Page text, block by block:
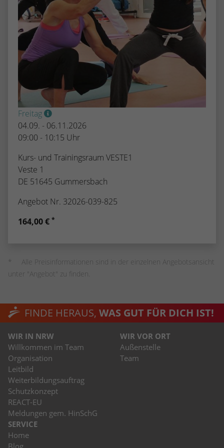
Freitag
04.09. - 06.11.2026
09:00 - 10:15 Uhr
Kurs- und Trainingsraum VESTE1
Veste 1
DE 51645 Gummersbach
Angebot Nr. 32026-039-825
164,00 € *
Alle Preisinformationen sind in der einzelnen Angebotsansicht
unter "Angebot" zu finden.
FINDE HERAUS, WAS GUT FÜR DICH IST!
WIR IN NRW
Willkommen im Team
Organisation
Leitbild
Weiterbildungsauftrag
Schutzkonzept
REACT-EU
Meldungen gem. HinSchG
WIR VOR ORT
Außenstelle
Team
SERVICE
Home
Blog
kann der eingeloggte Benutzer
wiedererkannt werden und es wird ihm
Zugang zu geschützten Bereichen gewährt.
speichern Informationen anonym und
weisen eine randoly generierte Nummer
zu, um eindeutige Besucher zu
identifizieren.
Anbieter Google Analytics
Laufzeit
Dieses Cookie wird von Google Analytics
Informationen darüber zu speichern, wie
bei der Erstellung eines Analyseberichts
erhobenen Daten umfassen die Anzahl der
Name _dc_gtm_UA-53600496-1
Laufzeit 1 Minute
Zweck
Dieser Cookie identifiziert die Besucher
nach Alter, Geschlecht oder Interessen
und nutzt dazu den DoubleClick des
Anzeigenplatzierung zu vereinfachen.